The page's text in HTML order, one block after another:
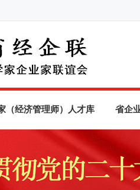
（经济管理师）人才库 省企